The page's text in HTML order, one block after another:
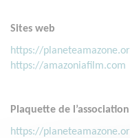
Sites web
https://
https://amazoniafilm.com
Plaquette de l’association
https://